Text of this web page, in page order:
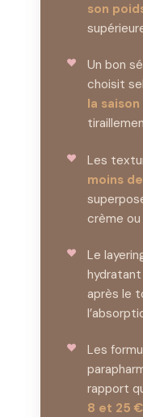
son
Un bon
choisit
la saison
Les
moins
crème ou
Le
hydratant
après le
Les
rapport
8 et 25 €